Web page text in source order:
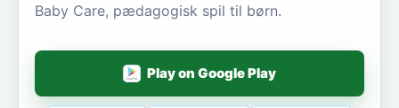
Baby Care, pædagogisk spil til børn.
Play on Google Play